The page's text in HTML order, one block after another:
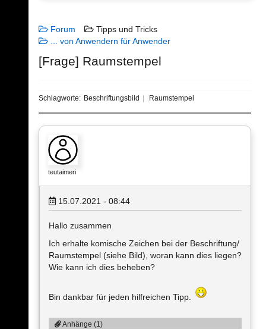
Forum
Tipps und Tricks
... von Anwendern für Anwender
[Frage] Raumstempel
Schlagworte: Beschriftungsbild Raumstempel
teutaimeri
15.07.2021 - 08:44
Hallo zusammen
Ich erhalte komische Zeichen bei der Beschriftung/
Raumstempel (siehe Bild), woran kann dies liegen?
Wie kann ich dies beheben?
Bin dankbar für jeden hilfreichen Tipp.
Anhänge (1)